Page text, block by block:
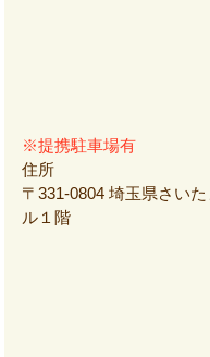
※提携駐車場有
住所
〒331-0804 埼玉県さい
ル１階